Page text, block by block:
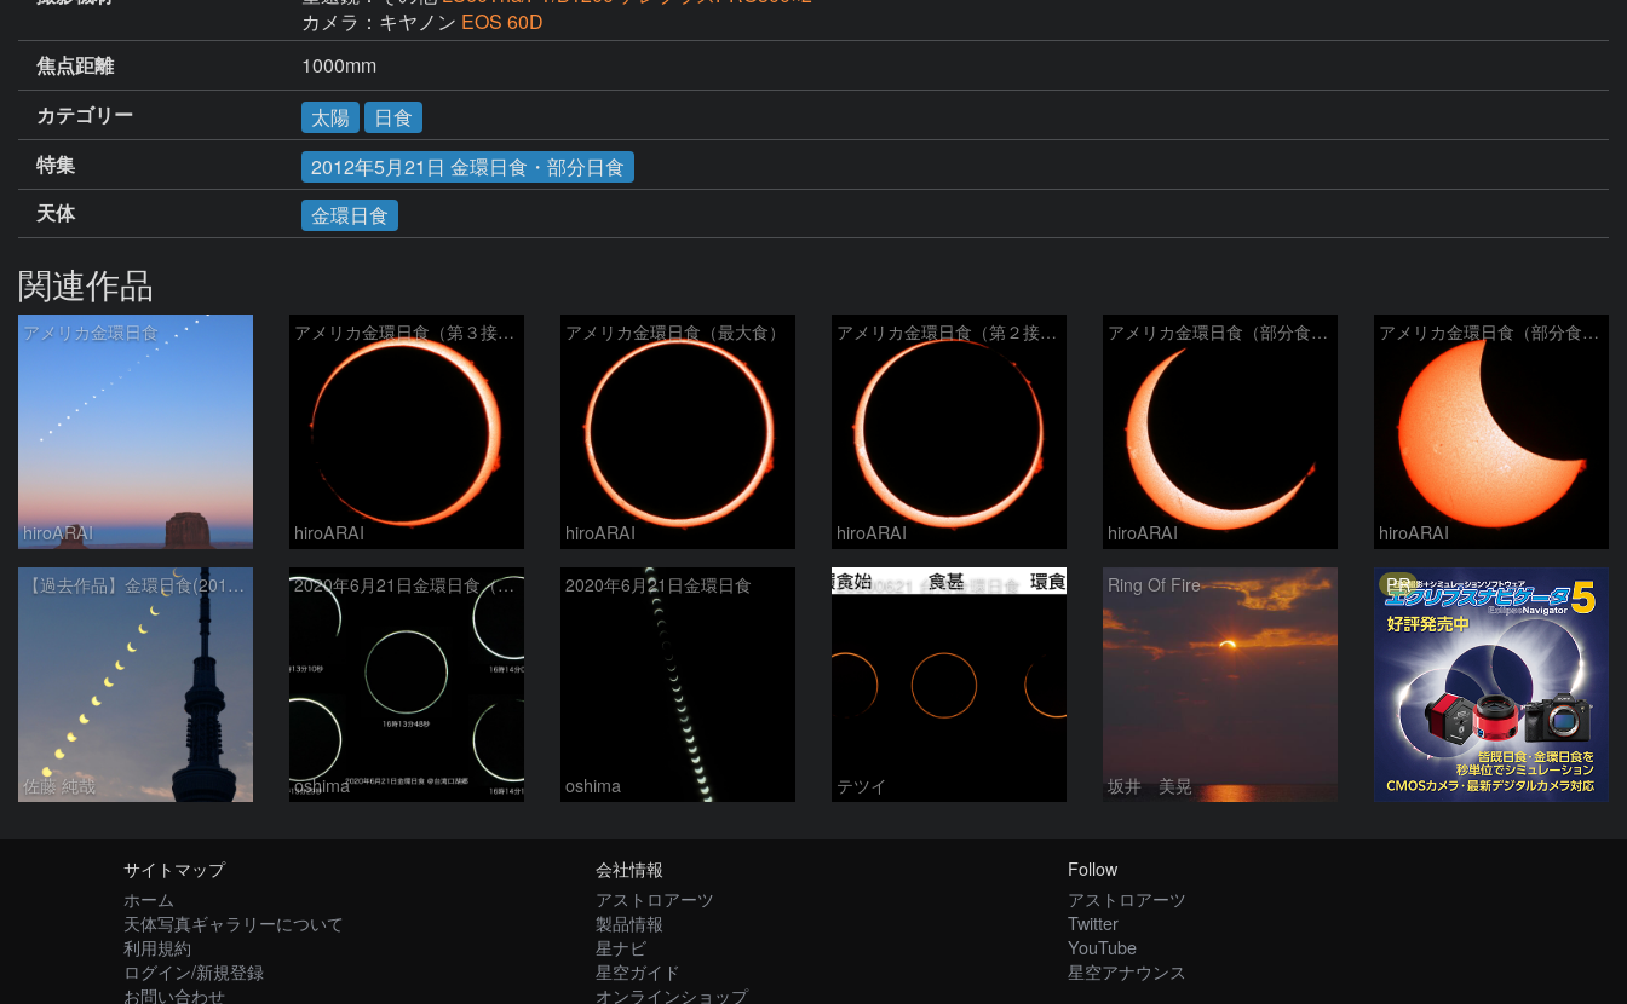
カメラ：キヤノン EOS 60D
焦点距離
1000mm
カテゴリー
太陽
日食
特集
2012年5月21日 金環日食・部分日食
天体
金環日食
関連作品
アメリカ金環日食
hiroARAI
アメリカ金環日食（第３接触）
hiroARAI
アメリカ金環日食（最大食）
hiroARAI
アメリカ金環日食（第２接触）
hiroARAI
アメリカ金環日食（部分食その２）
hiroARAI
アメリカ金環日食（部分食その１）
hiroARAI
【過去作品】金環日食(2012年5月21日)の連続写真と東京スカイツリー
佐藤 純哉
2020年6月21日金環日食（拡大）
oshima
2020年6月21日金環日食
oshima
20200621 台湾金環日食
テツイ
Ring Of Fire
坂井 美晃
PR
サイトマップ
ホーム
天体写真ギャラリーについて
利用規約
ログイン/新規登録
お問い合わせ
会社情報
アストロアーツ
製品情報
星ナビ
星空ガイド
オンラインショップ
Follow
アストロアーツ
Twitter
YouTube
星空アナウンス